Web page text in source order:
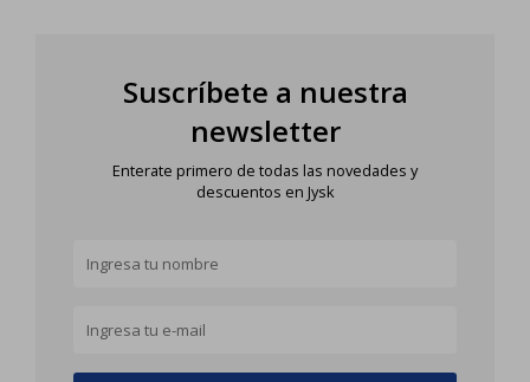
Suscríbete a nuestra
newsletter
Enterate primero de todas las novedades y
descuentos en Jysk